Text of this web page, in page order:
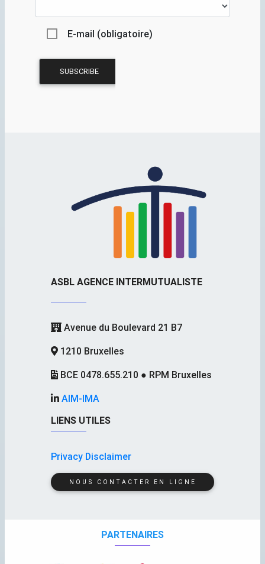
E-mail (obligatoire)
ASBL AGENCE INTERMUTUALISTE
Avenue du Boulevard 21 B7
1210 Bruxelles
BCE 0478.655.210 ● RPM Bruxelles
AIM-IMA
LIENS UTILES
Privacy Disclaimer
NOUS CONTACTER EN LIGNE
PARTENAIRES